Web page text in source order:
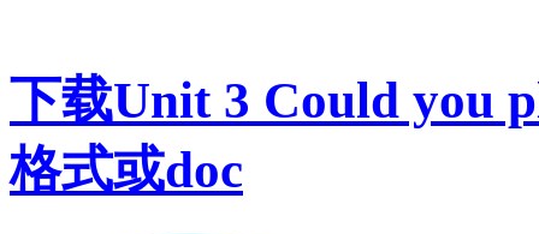
下载Unit 3 Could you
格式或doc